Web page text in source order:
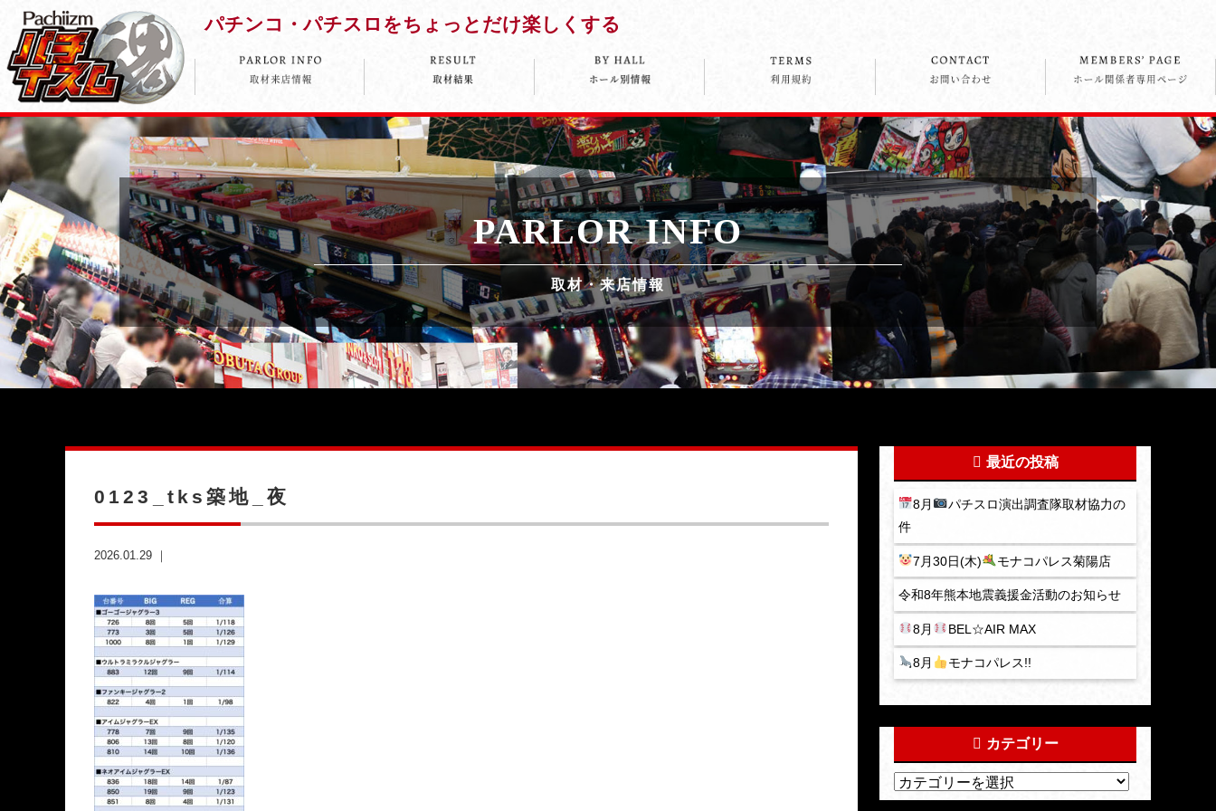
パチンコ・パチスロをちょっとだけ楽しくする
PARLOR INFO
取材・来店情報
0123_tks築地_夜
2026.01.29 ｜
最近の投稿
8月
パチスロ演出調査隊取材協力の
件
7月30日(木) モナコパレス菊陽店
令和8年熊本地震義援金活動のお知らせ
8月 BEL☆AIR MAX
8月 モナコパレス!!
カテゴリー